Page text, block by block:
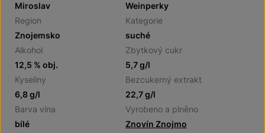
Miroslav
Weinperky
Region
Znojemsko
Kategorie
suché
Alkohol
12,5 % obj.
Zbytkový cukr
5,7 g/l
Kyseliny
6,8 g/l
Bezcukerný extrakt
22,7 g/l
Barva vína
bílé
Vyrobeno a plněno
Znovín Znojmo